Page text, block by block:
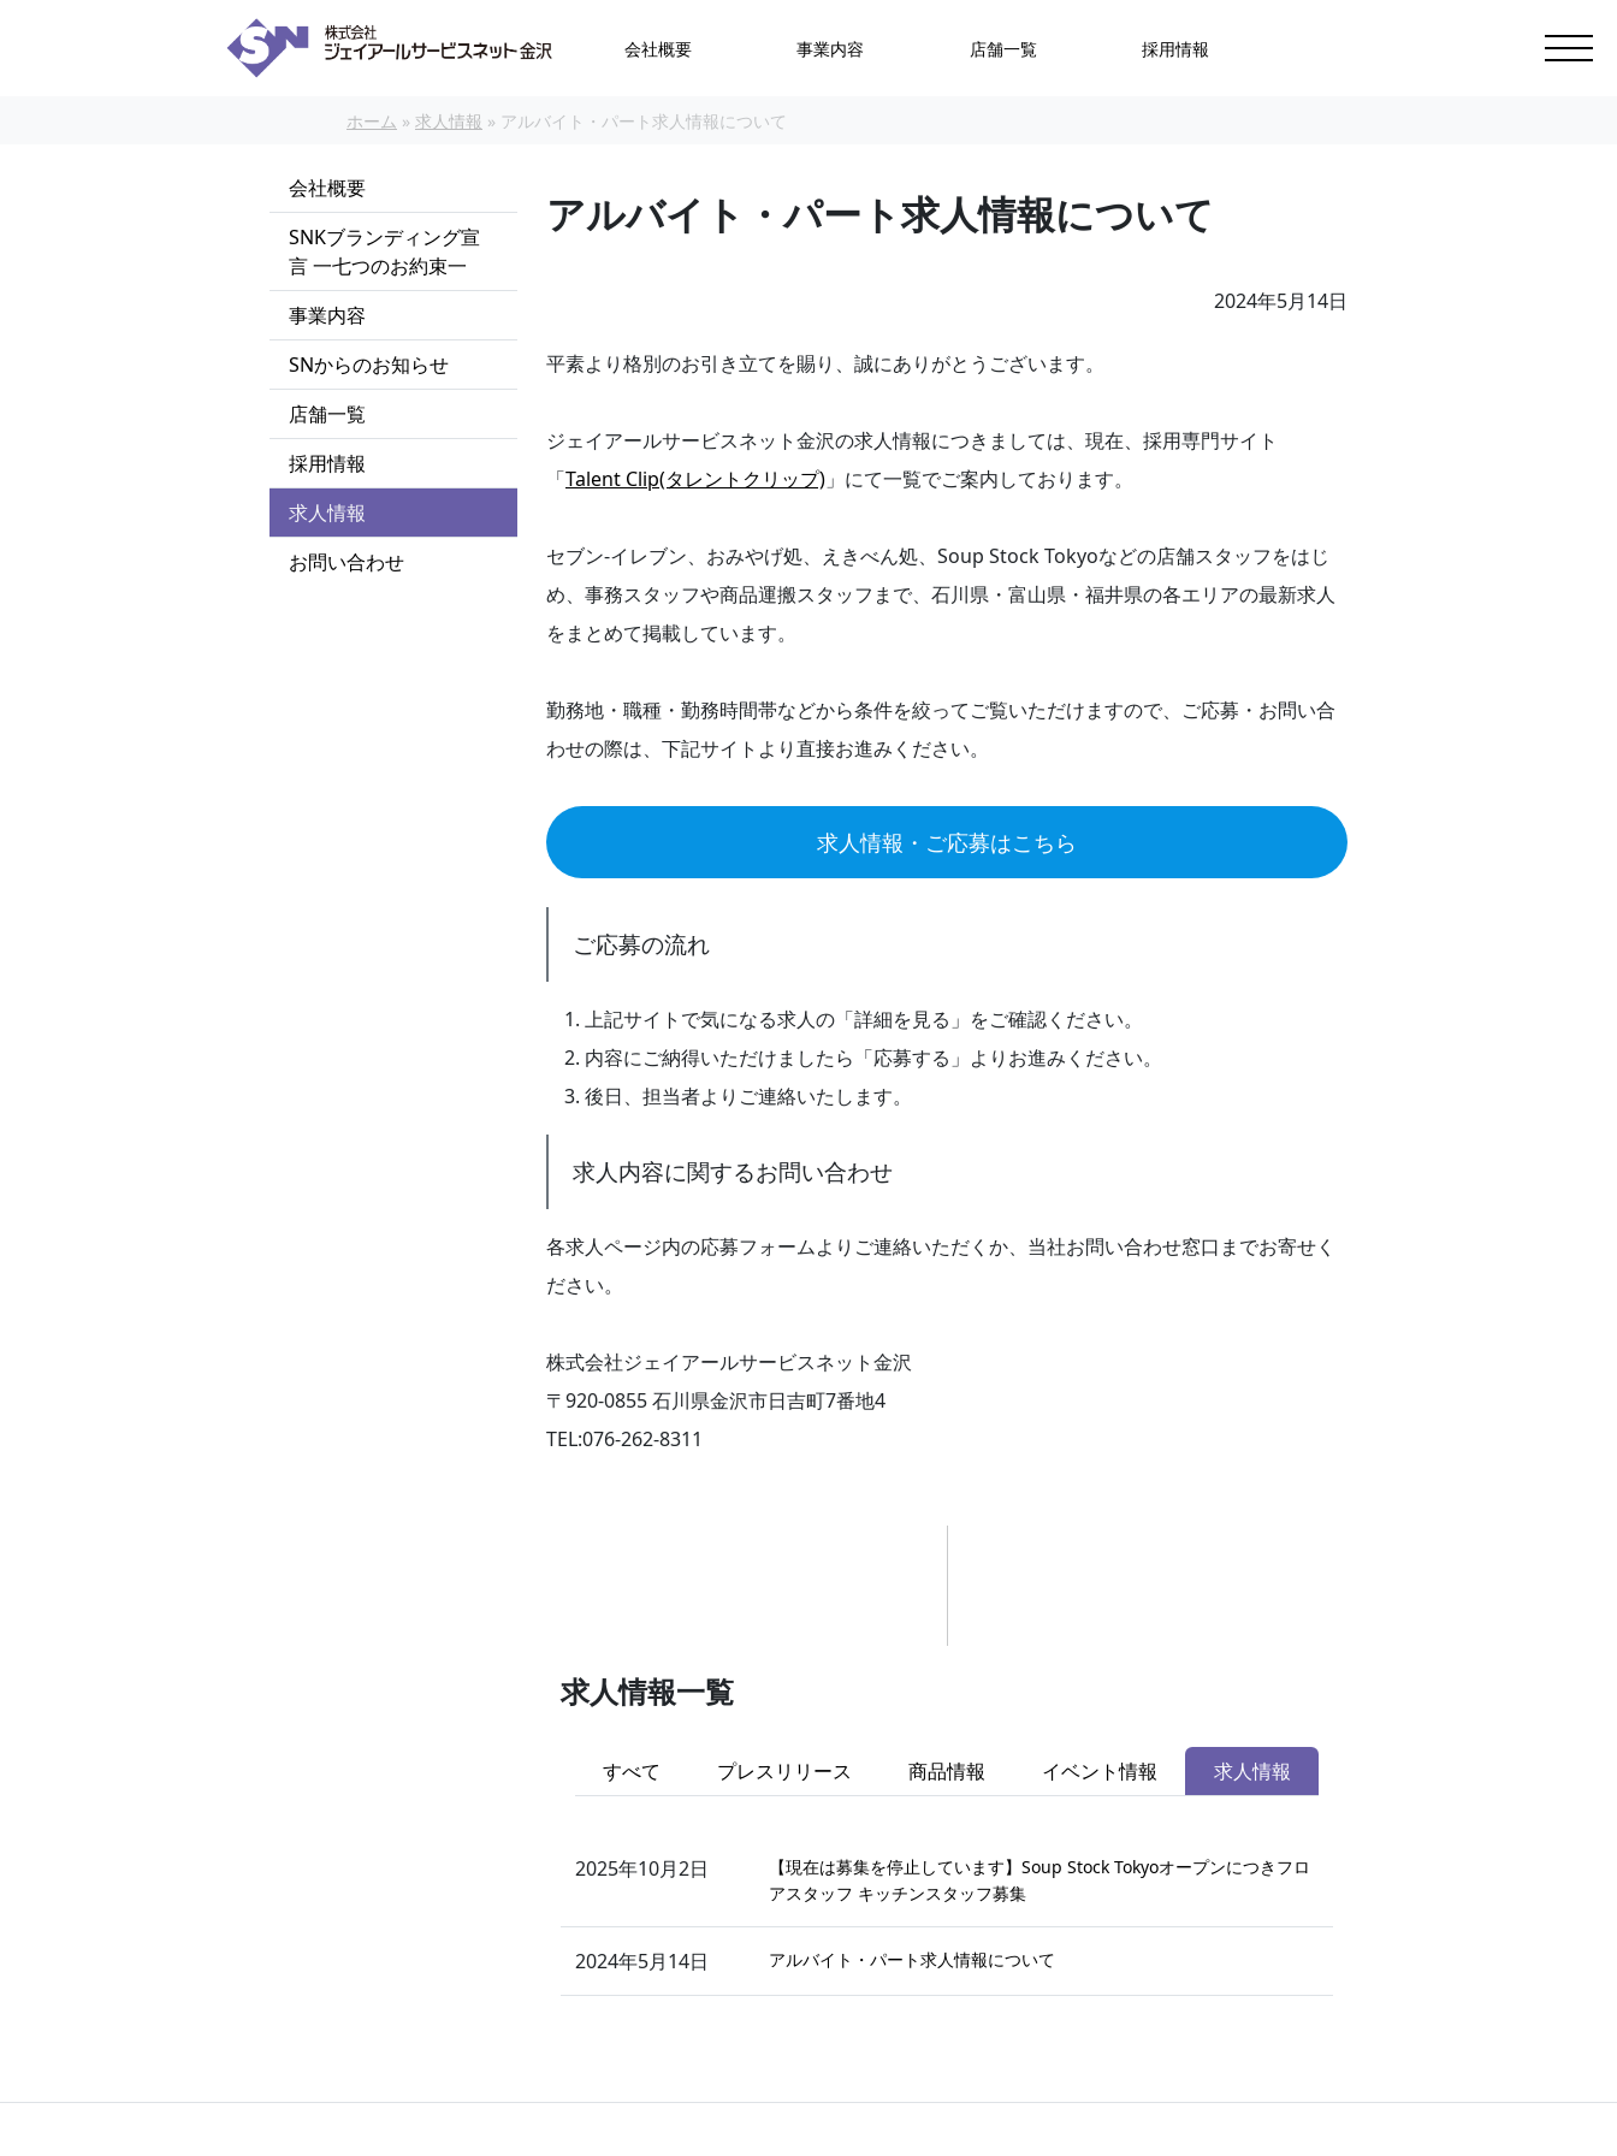
会社概要 事業内容 店舗一覧 採用情報
ホーム » 求人情報 » アルバイト・パート求人情報について
会社概要
SNKブランディング宣
言 一七つのお約束一
事業内容
SNからのお知らせ
店舗一覧
採用情報
求人情報
お問い合わせ
アルバイト・パート求人情報について
2024年5月14日
平素より格別のお引き立てを賜り、誠にありがとうございます。
ジェイアールサービスネット金沢の求人情報につきましては、現在、採用専門サイト
「Talent Clip(タレントクリップ) 」にて一覧でご案内しております。
セブン-イレブン、おみやげ処、えきべん処、Soup Stock Tokyoなどの店舗スタッフをはじ
め、事務スタッフや商品運搬スタッフまで、石川県・富山県・福井県の各エリアの最新求人
をまとめて掲載しています。
勤務地・職種・勤務時間帯などから条件を絞ってご覧いただけますので、ご応募・お問い合
わせの際は、下記サイトより直接お進みください。
求人情報・ご応募はこちら
ご応募の流れ
上記サイトで気になる求人の「詳細を見る」をご確認ください。
内容にご納得いただけましたら「応募する」よりお進みください。
後日、担当者よりご連絡いたします。
求人内容に関するお問い合わせ
各求人ページ内の応募フォームよりご連絡いただくか、当社お問い合わせ窓口までお寄せく
ださい。
株式会社ジェイアールサービスネット金沢
〒920-0855 石川県金沢市日吉町7番地4
TEL:076-262-8311
求人情報一覧
すべて プレスリリース 商品情報 イベント情報 求人情報
2025年10月2日
【現在は募集を停止しています】Soup Stock Tokyoオープンにつきフロ
アスタッフ キッチンスタッフ募集
2024年5月14日 アルバイト・パート求人情報について